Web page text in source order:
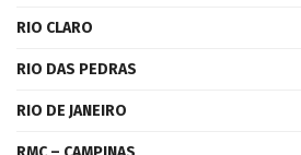
RIO CLARO
RIO DAS PEDRAS
RIO DE JANEIRO